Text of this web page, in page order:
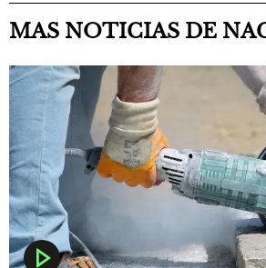
MAS NOTICIAS DE